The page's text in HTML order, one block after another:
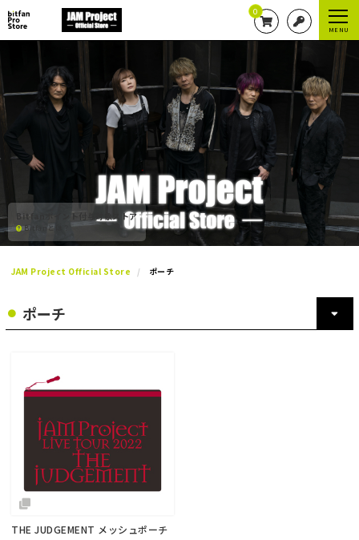
0
MENU
Bitfanポイント付与対象ストア
Bitfanとは？
JAM Project Official Store ポーチ
THE JUDGEMENT メッシュポーチ